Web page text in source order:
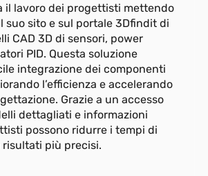
il lavoro dei progettisti mettendo
suo sito e sul portale 3Dfindit di
CAD 3D di sensori, power
PID. Questa soluzione
integrazione dei componenti
l’efficienza e accelerando
Grazie a un accesso
dettagliati e informazioni
possono ridurre i tempi di
risultati più precisi.